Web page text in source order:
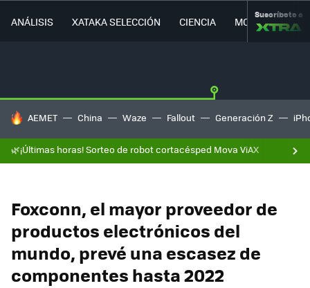
ANÁLISIS XATAKA SELECCIÓN CIENCIA MOVILIDAD
Suscríbete a
HOY SE HABLA DE
AEMET China Waze Fallout Generación Z
🌿¡Últimas horas! Sorteo de robot cortacésped Mova ViAX
Foxconn, el mayor proveedor de
productos electrónicos del
mundo, prevé una escasez de
componentes hasta 2022